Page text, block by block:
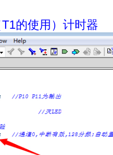
的使用）计时器